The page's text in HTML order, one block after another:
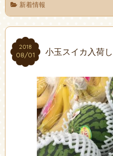
新着情報
2018
08/01
2018
08/01 小玉スイカ入荷